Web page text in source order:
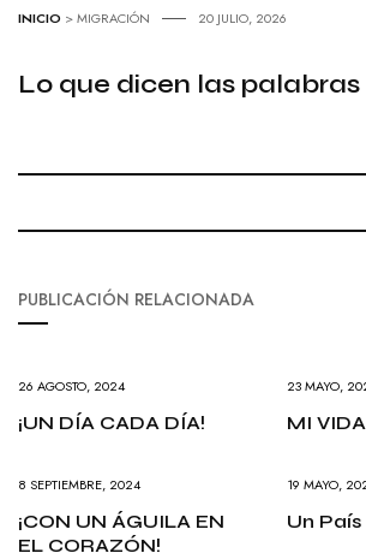
INICIO > MIGRACIÓN 20 JULIO, 2026
Lo que dicen las palabras
PUBLICACIÓN RELACIONADA
26 AGOSTO, 2024
¡UN DÍA CADA DÍA!
23 MAYO,
MI
8 SEPTIEMBRE, 2024
¡CON UN ÁGUILA EN
EL CORAZÓN!
19 MAYO,
Un País